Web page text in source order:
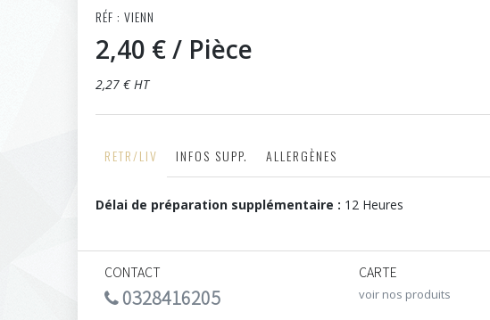
RÉF : VIENN
2,40 €/ Pièce
2,27 € HT
RETR/LIV INFOS SUPP. ALLERGÈNES
Délai de préparation supplémentaire : 12 Heures
CONTACT
0328416205
CARTE
voir nos produits